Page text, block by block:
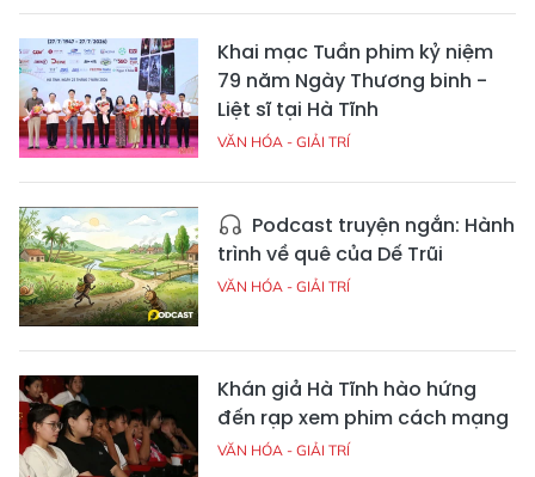
Khai mạc Tuần phim kỷ niệm
79 năm Ngày Thương binh -
Liệt sĩ tại Hà Tĩnh
VĂN HÓA - GIẢI TRÍ
Podcast truyện ngắn: Hành
trình về quê của Dế Trũi
VĂN HÓA - GIẢI TRÍ
Khán giả Hà Tĩnh hào hứng
đến rạp xem phim cách mạng
VĂN HÓA - GIẢI TRÍ